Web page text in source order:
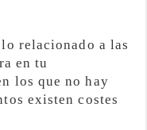
relacionado a las
en tu
los que no hay
existen costes